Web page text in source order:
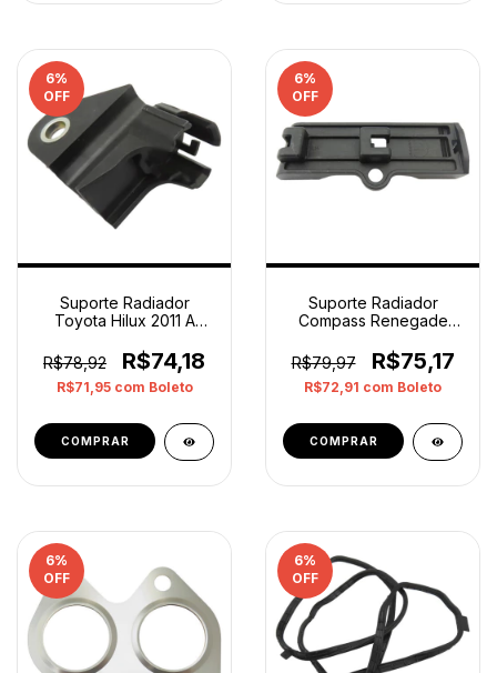
6%
OFF
Suporte Radiador
Toyota Hilux 2011 A
R$78,92
R$74,18
R$71,95 com Boleto
6%
OFF
Suporte Radiador
Compass Renegade
Orig
R$79,97 R$75,17
R$72,91 com Boleto
6%
OFF
6%
OFF